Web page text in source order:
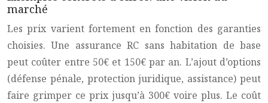
marché
Les prix varient fortement en fonction des garanties
choisies. Une assurance RC sans habitation de base
peut coûter entre 50€ et 150€ par an. L’ajout d’options
(défense pénale, protection juridique, assistance) peut
faire grimper ce prix jusqu’à 300€ voire plus. Le coût